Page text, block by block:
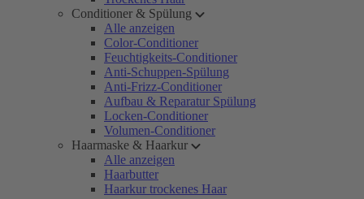
Conditioner & Spülung
Alle anzeigen
Color-Conditioner
Feuchtigkeits-Conditioner
Anti-Schuppen-Spülung
Anti-Frizz-Conditioner
Aufbau & Reparatur Spülung
Locken-Conditioner
Volumen-Conditioner
Haarmaske & Haarkur
Alle anzeigen
Haarbutter
Haarkur trockenes Haar